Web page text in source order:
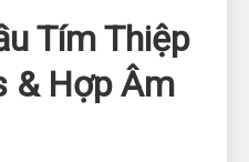
Tím Thiệp
& Hợp Âm